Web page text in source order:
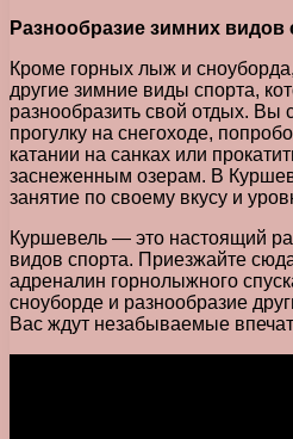
Разнообразие зимних видов
Кроме горных лыж и
другие зимние виды спорта,
разнообразить свой отдых. Вы
прогулку на снегоходе,
катании на санках или
заснеженным озерам. В
занятие по своему вкусу и
Куршевель — это настоящий
видов спорта. Приезжайте
адреналин горнолыжного
сноуборде и разнообразие
Вас ждут незабываемые